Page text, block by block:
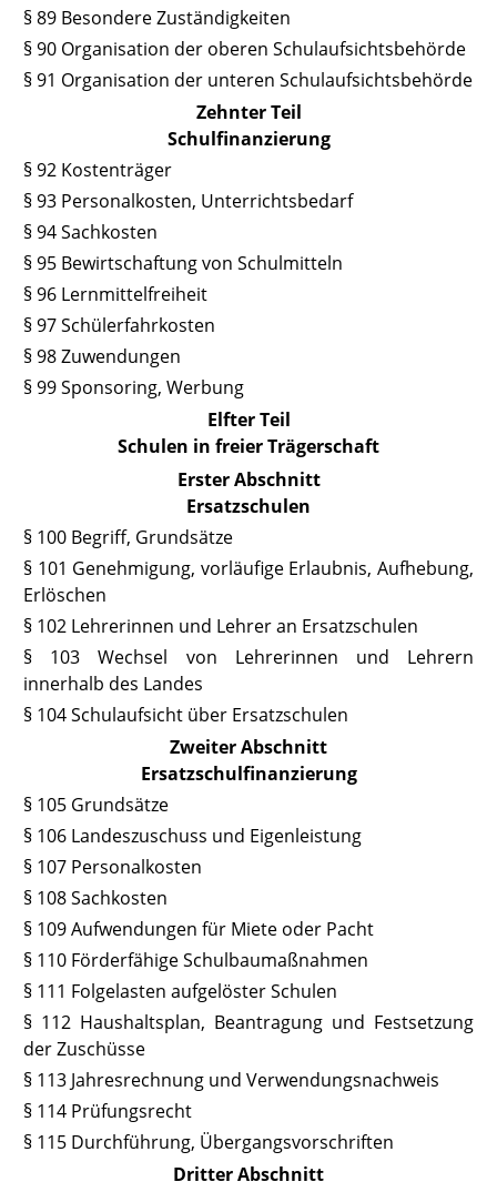
§ 89 Besondere Zuständigkeiten
§ 90 Organisation der oberen Schulaufsichtsbehörde
§ 91 Organisation der unteren Schulaufsichtsbehörde
Zehnter Teil
Schulfinanzierung
§ 92 Kostenträger
§ 93 Personalkosten, Unterrichtsbedarf
§ 94 Sachkosten
§ 95 Bewirtschaftung von Schulmitteln
§ 96 Lernmittelfreiheit
§ 97 Schülerfahrkosten
§ 98 Zuwendungen
§ 99 Sponsoring, Werbung
Elfter Teil
Schulen in freier Trägerschaft
Erster Abschnitt
Ersatzschulen
§ 100 Begriff, Grundsätze
§ 101 Genehmigung, vorläufige Erlaubnis, Aufhebung,
Erlöschen
§ 102 Lehrerinnen und Lehrer an Ersatzschulen
§ 103 Wechsel von Lehrerinnen und Lehrern
innerhalb des Landes
§ 104 Schulaufsicht über Ersatzschulen
Zweiter Abschnitt
Ersatzschulfinanzierung
§ 105 Grundsätze
§ 106 Landeszuschuss und Eigenleistung
§ 107 Personalkosten
§ 108 Sachkosten
§ 109 Aufwendungen für Miete oder Pacht
§ 110 Förderfähige Schulbaumaßnahmen
§ 111 Folgelasten aufgelöster Schulen
§ 112 Haushaltsplan, Beantragung und Festsetzung
der Zuschüsse
§ 113 Jahresrechnung und Verwendungsnachweis
§ 114 Prüfungsrecht
§ 115 Durchführung, Übergangsvorschriften
Dritter Abschnitt